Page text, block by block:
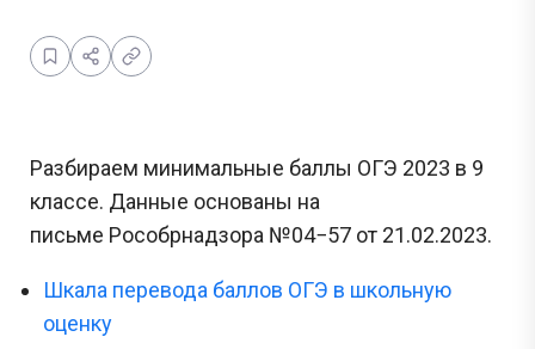
Разбираем минимальные баллы ОГЭ 2023 в 9
классе. Данные основаны на
письме Рособрнадзора №04−57 от 21.02.2023.
Шкала перевода баллов ОГЭ в школьную
оценку